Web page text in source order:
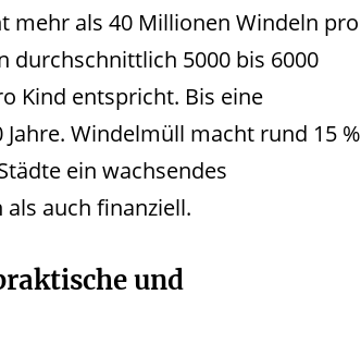
mehr als 40 Millionen Windeln pro
durchschnittlich 5000 bis 6000
Kind entspricht. Bis eine
Windelmüll macht rund 15 %
ein wachsendes
auch finanziell.
und